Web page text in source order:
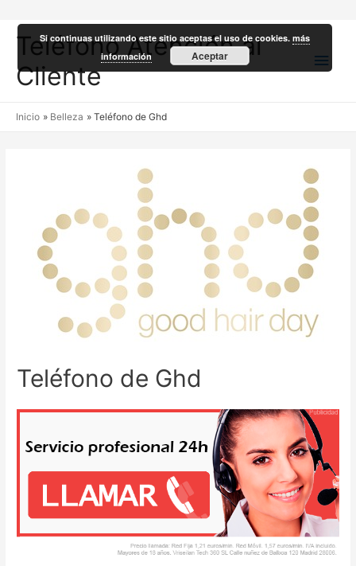
Teléfono Atención al
Cliente
Inicio Belleza Teléfono de Ghd
Teléfono de Ghd
Si continuas utilizando este sitio aceptas el uso de cookies.más
información
Aceptar